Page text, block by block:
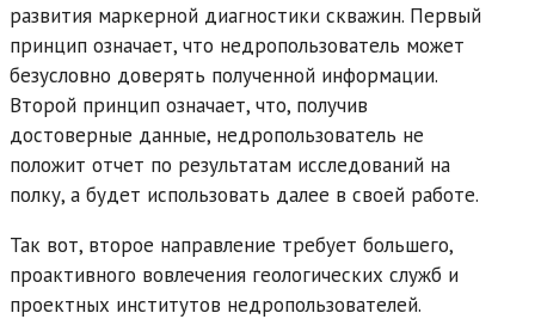
развития маркерной диагностики скважин. Первый
принцип означает, что недропользователь может
безусловно доверять полученной информации.
Второй принцип означает, что, получив
достоверные данные, недропользователь не
положит отчет по результатам исследований на
полку, а будет использовать далее в своей работе.
Так вот, второе направление требует большего,
проактивного вовлечения геологических служб и
проектных институтов недропользователей.